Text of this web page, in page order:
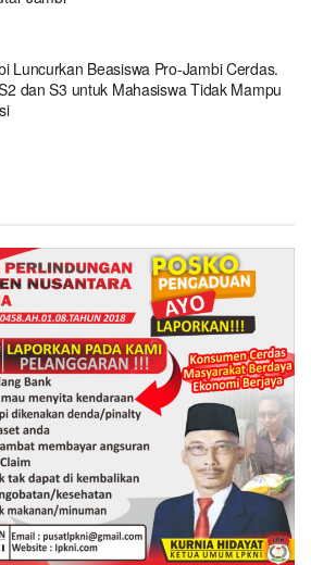
Luncurkan Beasiswa Pro-Jambi Cerdas.
dan S3 untuk Mahasiswa Tidak Mampu